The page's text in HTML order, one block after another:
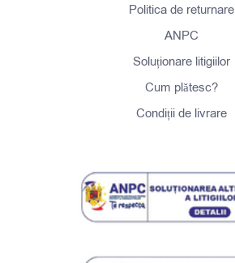
Politica de returnare
ANPC
Soluționare litigiilor
Cum plătesc?
Condiții de livrare